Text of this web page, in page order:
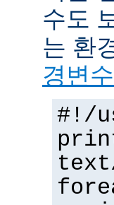
수도
는 환
경변
#!/